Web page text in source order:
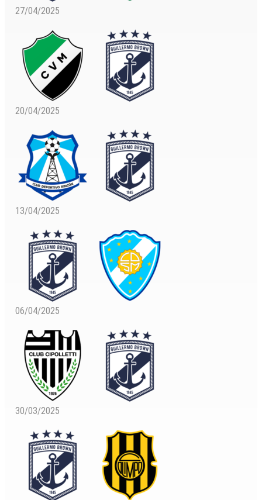
27/04/2025
20/04/2025
13/04/2025
06/04/2025
30/03/2025